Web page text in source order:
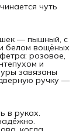
чуть
— пышный, с
белом вощёных
розовое,
и
завязаны
ручку —
в руках.